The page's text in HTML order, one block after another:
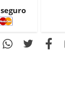
seguro